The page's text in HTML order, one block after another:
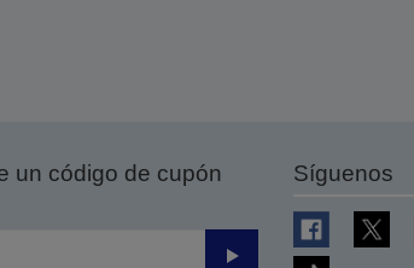
un código de cupón
Síguenos